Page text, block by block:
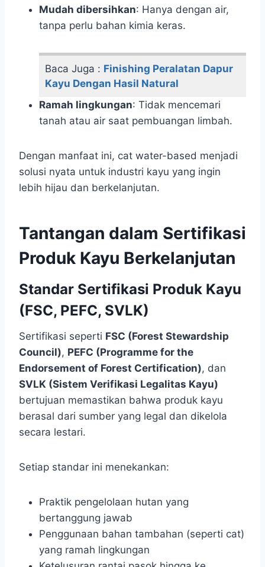
Mudah dibersihkan: Hanya dengan air,
tanpa perlu bahan kimia keras.
Baca Juga : Finishing Peralatan Dapur
Kayu Dengan Hasil Natural
Ramah lingkungan: Tidak mencemari
tanah atau air saat pembuangan limbah.
Dengan manfaat ini, cat water-based menjadi
solusi nyata untuk industri kayu yang ingin
lebih hijau dan berkelanjutan.
Tantangan dalam Sertifikasi
Produk Kayu Berkelanjutan
Standar Sertifikasi Produk Kayu
(FSC, PEFC, SVLK)
Sertifikasi seperti FSC (Forest Stewardship
Council), PEFC (Programme for the
Endorsement of Forest Certification), dan
SVLK (Sistem Verifikasi Legalitas Kayu)
bertujuan memastikan bahwa produk kayu
berasal dari sumber yang legal dan dikelola
secara lestari.
Setiap standar ini menekankan:
Praktik pengelolaan hutan yang
bertanggung jawab
Penggunaan bahan tambahan (seperti cat)
yang ramah lingkungan